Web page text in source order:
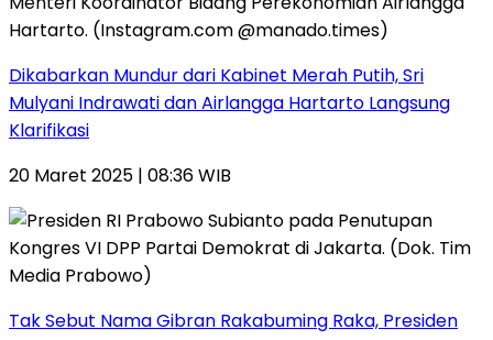
Dikabarkan Mundur dari Kabinet Merah Putih, Sri
Mulyani Indrawati dan Airlangga Hartarto Langsung
Klarifikasi
20 Maret 2025 | 08:36 WIB
Tak Sebut Nama Gibran Rakabuming Raka, Presiden